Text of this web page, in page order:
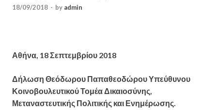
18/09/2018 - by admin
Αθήνα, 18 Σεπτεμβρίου 2018
Δήλωση Θεόδωρου Παπαθεοδώρου Υπεύθυνου
Κοινοβουλευτικού Τομέα Δικαιοσύνης,
Μεταναστευτικής Πολιτικής και Ενημέρωσης.